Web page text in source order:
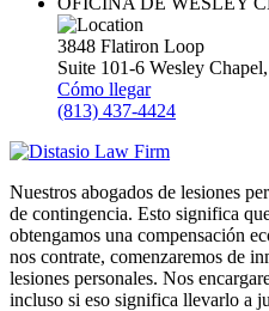
3848 Flatiron Loop
Suite 101-6 Wesley Chapel,
Cómo llegar
(813) 437-4424
Nuestros abogados de lesiones
de contingencia. Esto significa
obtengamos una compensación
nos contrate, comenzaremos de
lesiones personales. Nos
incluso si eso significa llevarlo a